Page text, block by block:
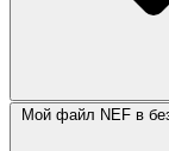
Мой файл NEF в